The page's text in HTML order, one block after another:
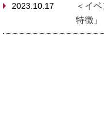
2023.10.17
＜イ
特徴」